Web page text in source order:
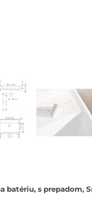
batériu, s prepadom,